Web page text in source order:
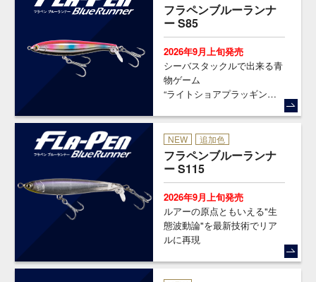
フラペンブルーランナ
ー S85
2026年9月上旬発売
シーバスタックルで出来る青
物ゲーム
“ライトショアプラッギン
NEW 追加色
フラペンブルーランナ
ー S115
2026年9月上旬発売
ルアーの原点ともいえる"生
態波動論"を最新技術でリア
ルに再現